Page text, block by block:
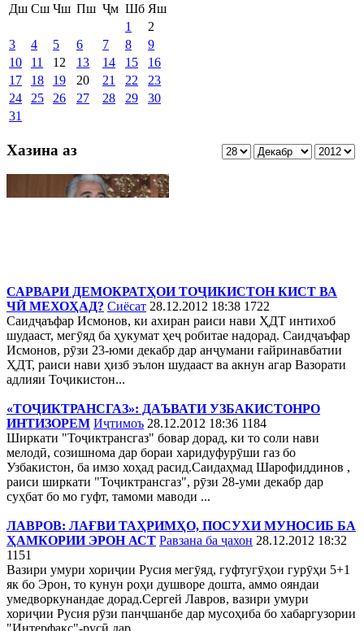
Дш Сш Чш Пш Ҷм Шб Яш
1
2
3
4 5 6 7 8
9
10
11 12 13 14 15
16
17
18 19 20 21 22
23
24
25 26 27 28 29
30
31
Хазина аз
САРВАРИ ДЕМОКРАТҲОИ ТОҶИКИСТОН КИСТ ВА
ЧӢ МЕХОҲАД? Сиёсат 28.12.2012 18:38 1722
Саидҷаъфар Исмонов, ки ахиран раиси нави ҲДТ интихоб
шудааст, мегӯяд ба ҳукумат ҳеҷ робитае надорад. Саидҷаъфар
Исмонов, рӯзи 23-юми декабр дар анҷумани ғайринавбатии
ҲДТ, раиси нави ҳизб эълон шудааст ва акнун агар Вазорати
адлияи Тоҷикистон...
«ТОҶИКТРАНСГАЗ»: ДАЪВАТИ УЗБАКИСТОНРО
ИНТИЗОРЕМ Иҷтимоъ 28.12.2012 18:36 1184
Ширкати "Тоҷиктрансгаз" бовар дорад, ки то соли нави
мелодӣ, созишнома дар бораи харидуфурӯши газ бо
Узбакистон, ба имзо хоҳад расид.Саидаҳмад Шарофиддинов ,
раиси ширкати "Тоҷиктрансгаз", рӯзи 28-уми декабр дар
суҳбат бо мо гуфт, тамоми маводи ...
ЛАВРОВ: ЛАҒВИ ТАҲРИМҲО, ПОСУХИ МУНОСИБ БА
ҲАМКОРИИ ЭРОН АСТ Равзана ба ҷахон 28.12.2012 18:32
1151
Вазири умури хориҷии Русия мегӯяд, гуфтугӯҳои гурӯҳи 5+1
як бо Эрон, то кунун роҳи душворе дошта, аммо ояндаи
умедворкунандае дорад.Сергей Лавров, вазири умури
хориҷии Русия рӯзи панҷшанбе дар мусоҳиба бо хабаргузории